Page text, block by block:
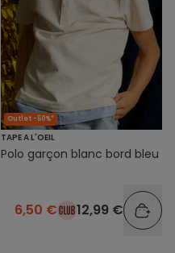
Outlet -50%*
TAPE A L'OEIL
Polo garçon blanc bord bleu
6,50 € 12,99 €